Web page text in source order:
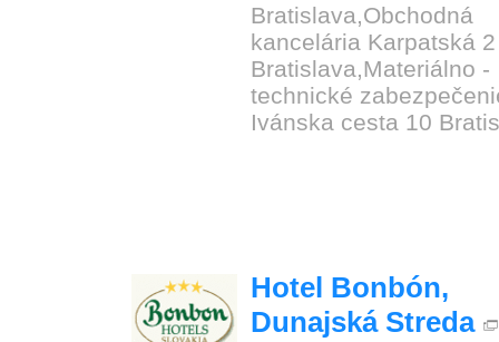
Bratislava,Obchodná
kancelária Karpatská 2
Bratislava,Materiálno -
technické
Ivánska cesta 10
Hotel Bonbón,
Dunajská Streda